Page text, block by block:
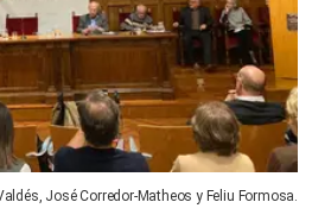
José Corredor-Matheos y Feliu Formosa.